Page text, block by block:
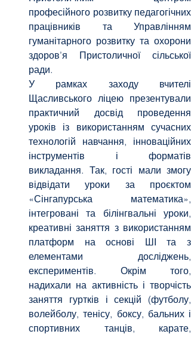
професійного розвитку педагогічних
працівників та Управлінням
гуманітарного розвитку та охорони
здоров’я Пристоличної сільської
ради.
У рамках заходу вчителі
Щасливського ліцею презентували
практичний досвід проведення
уроків із використанням сучасних
технологій навчання, інноваційних
інструментів і форматів
викладання. Так, гості мали змогу
відвідати уроки за проєктом
«Сінгапурська математика»,
інтегровані та білінгвальні уроки,
креативні заняття з використанням
платформ на основі ШІ та з
елементами досліджень,
експериментів. Окрім того,
надихали на активність і творчість
заняття гуртків і секцій (футболу,
волейболу, тенісу, боксу, бальних і
спортивних танців, карате,